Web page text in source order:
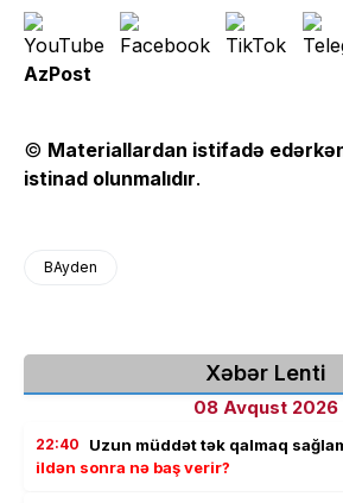
AzPost
© Materiallardan istifadə
istinad olunmalıdır.
BAyden
Xəbər Lenti
08 Avqust 2026
22:40 Uzun müddət tək qalmaq
ildən sonra nə baş verir?